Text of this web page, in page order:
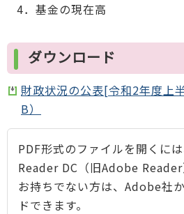
4．基金の現在高
ダウンロード
財政状況の公表[令和2年度上
B）
PDF形式のファイルを開くに
Reader DC（旧Adobe Reader
お持ちでない方は、Adobe社
ドできます。